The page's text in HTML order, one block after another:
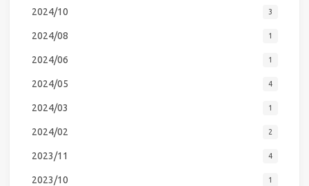
2024/10 3
2024/08 1
2024/06 1
2024/05 4
2024/03 1
2024/02 2
2023/11 4
2023/10 1